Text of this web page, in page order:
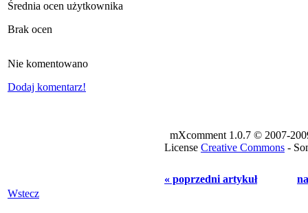
Średnia ocen użytkownika
Brak ocen
Nie komentowano
Dodaj komentarz!
mXcomment 1.0.7 © 2007-
License Creative Commons -
« poprzedni artykuł
Wstecz